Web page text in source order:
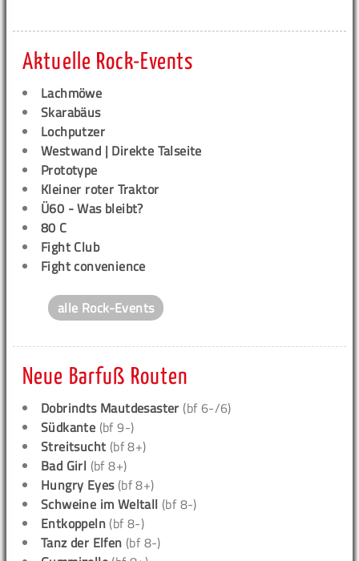
Aktuelle Rock-Events
Lachmöwe
Skarabäus
Lochputzer
Westwand | Direkte Talseite
Prototype
Kleiner roter Traktor
Ü60 - Was bleibt?
80 C
Fight Club
Fight convenience
alle Rock-Events
Neue Barfuß Routen
Dobrindts Mautdesaster (bf 6-/6)
Südkante (bf 9-)
Streitsucht (bf 8+)
Bad Girl (bf 8+)
Hungry Eyes(bf 8+)
Schweine im Weltall (bf 8-)
Entkoppeln (bf 8-)
Tanz der Elfen (bf 8-)